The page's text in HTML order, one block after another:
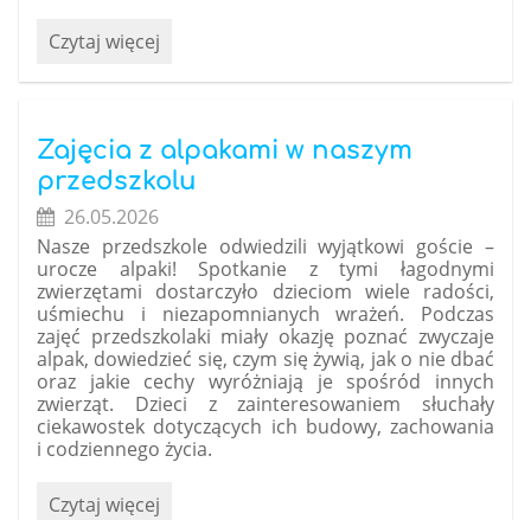
Wielki
w
piłce
nożnej!:
Czytaj więcej
Zajęcia z alpakami w naszym
przedszkolu
26.05.2026
Nasze przedszkole odwiedzili wyjątkowi goście –
urocze alpaki! Spotkanie z tymi łagodnymi
zwierzętami dostarczyło dzieciom wiele radości,
uśmiechu i niezapomnianych wrażeń. Podczas
zajęć przedszkolaki miały okazję poznać zwyczaje
alpak, dowiedzieć się, czym się żywią, jak o nie dbać
oraz jakie cechy wyróżniają je spośród innych
zwierząt. Dzieci z zainteresowaniem słuchały
ciekawostek dotyczących ich budowy, zachowania
i codziennego życia.
Zajęcia
Czytaj więcej